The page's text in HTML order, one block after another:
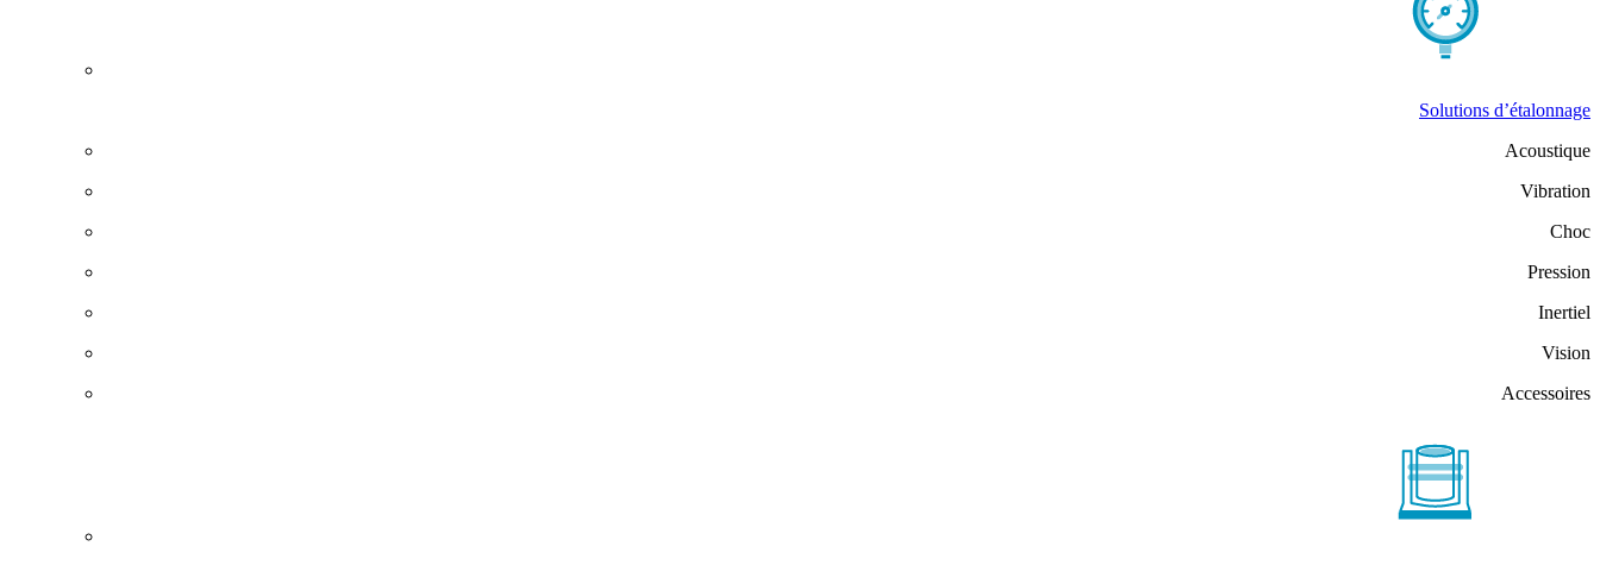
Solutions d’étalonnage
Acoustique
Vibration
Choc
Pression
Inertiel
Vision
Accessoires